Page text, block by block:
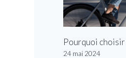
Pourquoi choisir
24 mai 2024